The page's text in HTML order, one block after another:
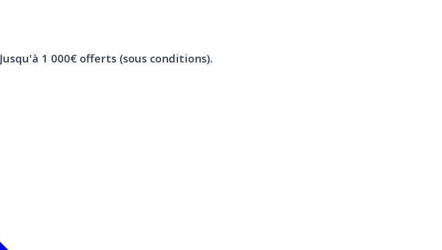
Jusqu'à 1 000€ offerts (sous conditions).